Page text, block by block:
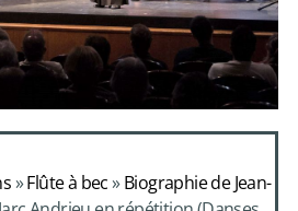
de
»Flûte à bec»Biographie de Jean-